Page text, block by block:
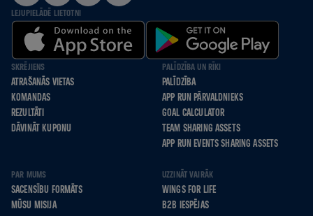
LEJUPIELĀDĒ LIETOTNI
SKRĒJIENS
ATRAŠANĀS VIETAS
KOMANDAS
REZULTĀTI
DĀVINĀT KUPONU
PALĪDZĪBA UN RĪKI
PALĪDZĪBA
APP RUN PĀRVALDNIEKS
GOAL CALCULATOR
TEAM SHARING ASSETS
APP RUN EVENTS SHARING ASSETS
PAR MUMS
SACENSĪBU FORMĀTS
MŪSU MISIJA
UZZINĀT VAIRĀK
WINGS FOR LIFE
B2B IESPĒJAS